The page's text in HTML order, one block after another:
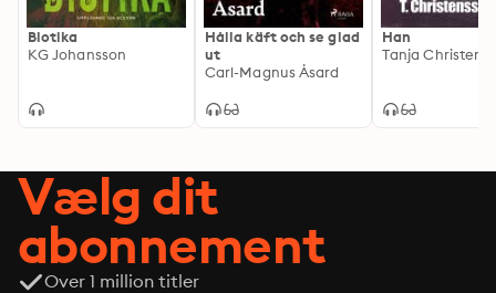
Biotika
KG Johansson
Hålla käft och se glad
ut
Carl-Magnus Åsard
Han
Vælg dit
abonnement
Over 1 million titler